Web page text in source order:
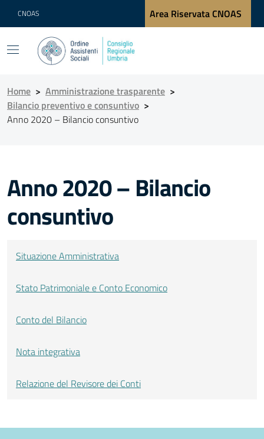
CNOAS Area Riservata CNOAS
Home > Amministrazione trasparente >
Bilancio preventivo e consuntivo >
Anno 2020 – Bilancio consuntivo
Anno 2020 – Bilancio
consuntivo
Situazione Amministrativa
Stato Patrimoniale e Conto Economico
Conto del Bilancio
Nota integrativa
Relazione del Revisore dei Conti